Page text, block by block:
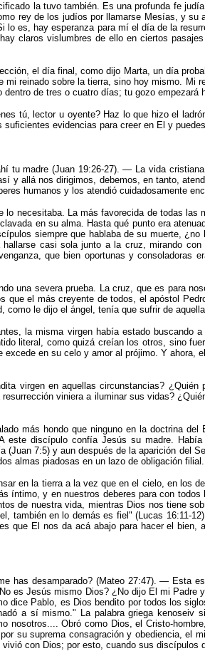
la tuvo también. Es una profunda fe
rey de los judíos por llamarse Mesías, y
lo es, hay esperanza para mí el día de la
claros vislumbres de ello en ciertos
el día final, como dijo Marta, un día
mi reinado sobre la tierra, sino hoy mismo. Mi
de tres o cuatro días; tu gozo
tú, lector u oyente? Haz lo que hizo el
evidencias para creer en El y
tu madre (Juan 19:26-27). — La vida
y allá nos dirigimos, debemos, en tanto,
humanos y los atendió cuidadosamente
lo necesitaba. La más favorecida de todas
en su alma. Hasta qué punto era
siempre que hablaba de su muerte,
casi sola junto a la cruz, mirando
que bien oportunas y
una severa prueba. La cruz, que es para
que el más creyente de todos, el após­tol
como le dijo el ángel, tenía que sufrir de
la misma virgen había estado buscando
literal, como quizá creían los otros, sino
excede en su celo y amor al prójimo. Y
virgen en aquellas circunstancias?
viniera a iluminar sus vidas?
más hondo que nin­guno en la doctrina
este discípulo confía Jesús su madre.
(Juan 7:5) y aun después de la aparición del
almas piadosas en un lazo de obligación filial.
en la tierra a la vez que en el cielo, en los
íntimo, y en nuestros deberes para con
de nuestra vida, mientras Dios nos tiene
también en lo demás es fiel " (Lucas 16:11-
que El nos da acá abajo para hacer el
has desamparado? (Mateo 27:47). — Esta
es Jesús mismo Dios? ¿No dijo El mi
dice Pablo, es Dios bendito por todos los
a sí mismo." La palabra griega kenoseiv
nosotros.... Obró como Dios, el Cristo-
su suprema consagración y obediencia, el
con Dios; por esto, cuando sus